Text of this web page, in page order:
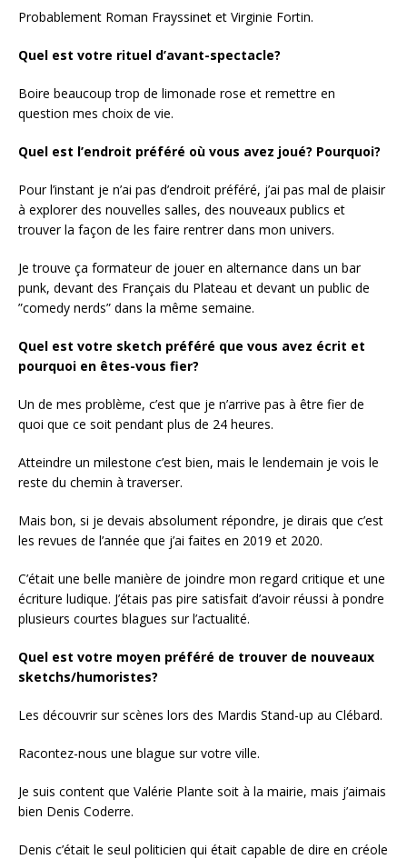
Probablement Roman Frayssinet et Virginie Fortin.
Quel est votre rituel d’avant-spectacle?
Boire beaucoup trop de limonade rose et remettre en
question mes choix de vie.
Quel est l’endroit préféré où vous avez joué? Pourquoi?
Pour l’instant je n’ai pas d’endroit préféré, j’ai pas mal de plaisir
à explorer des nouvelles salles, des nouveaux publics et
trouver la façon de les faire rentrer dans mon univers.
Je trouve ça formateur de jouer en alternance dans un bar
punk, devant des Français du Plateau et devant un public de
”comedy nerds” dans la même semaine.
Quel est votre sketch préféré que vous avez écrit et
pourquoi en êtes-vous fier?
Un de mes problème, c’est que je n’arrive pas à être fier de
quoi que ce soit pendant plus de 24 heures.
Atteindre un milestone c’est bien, mais le lendemain je vois le
reste du chemin à traverser.
Mais bon, si je devais absolument répondre, je dirais que c’est
les revues de l’année que j’ai faites en 2019 et 2020.
C’était une belle manière de joindre mon regard critique et une
écriture ludique. J’étais pas pire satisfait d’avoir réussi à pondre
plusieurs courtes blagues sur l’actualité.
Quel est votre moyen préféré de trouver de nouveaux
sketchs/humoristes?
Les découvrir sur scènes lors des Mardis Stand-up au Clébard.
Racontez-nous une blague sur votre ville.
Je suis content que Valérie Plante soit à la mairie, mais j’aimais
bien Denis Coderre.
Denis c’était le seul politicien qui était capable de dire en créole